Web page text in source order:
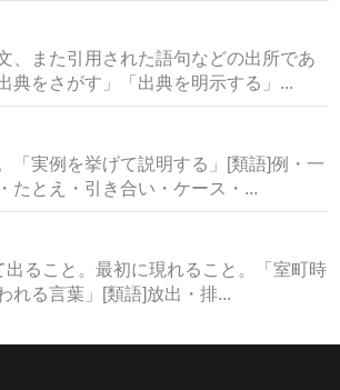
、また引用された語句などの出所であ
典をさがす」「出典を明示する」...
「実例を挙げて説明する」[類語]例・一
たとえ・引き合い・ケース・...
出ること。最初に現れること。「室町時
れる言葉」[類語]放出・排...